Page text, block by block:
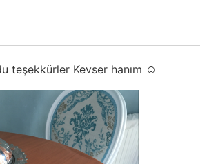
teşekkürler Kevser hanım ☺️